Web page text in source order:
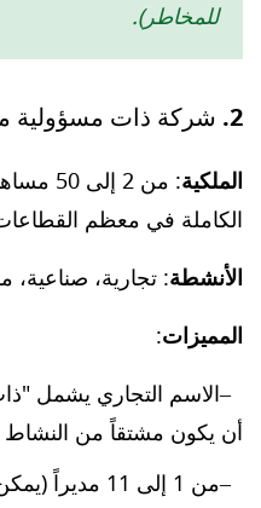
للمخاطر).
2. شركة ذات مسؤولية محدودة (ش.ذ.م.م)
الملكية
: من 2
الكاملة في معظم
الأنشطة: تجارية، صناعية،
المميزات:
الاسم التجاري يشمل
أن يكون مشتقاً من النشاط
من 1 إلى 11 مديراً (يمكن أن يكونوا مساهمين).